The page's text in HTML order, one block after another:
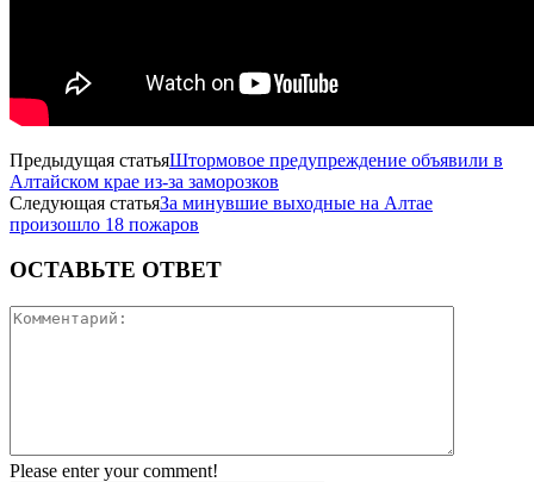
Предыдущая статьяШтормовое предупреждение объявили в
Алтайском крае из-за заморозков
Следующая статьяЗа минувшие выходные на Алтае
произошло 18 пожаров
ОСТАВЬТЕ ОТВЕТ
Please enter your comment!